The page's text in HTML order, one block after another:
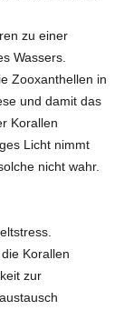
zu einer
Wassers.
Zooxanthellen in
und damit das
Korallen
Licht nimmt
nicht wahr.
Korallen
zur